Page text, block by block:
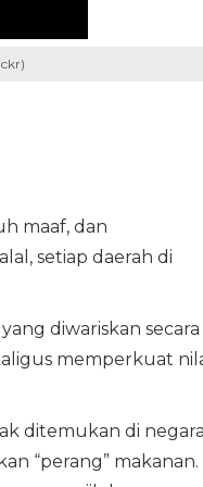
maaf, dan
setiap daerah di
diwariskan secara
memperkuat
ditemukan di
“perang” makanan.